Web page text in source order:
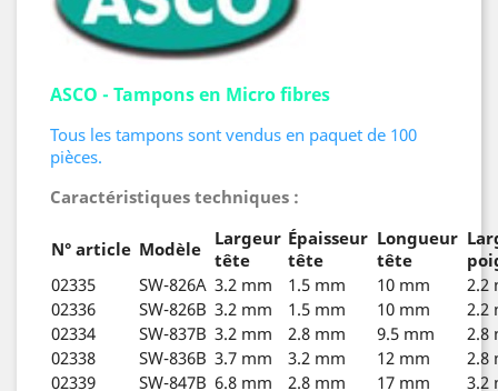
ASCO - Tampons en Micro fibres
Tous les tampons sont vendus en paquet de 100
pièces.
Caractéristiques techniques :
N° article Modèle
Largeur
tête
Épaisseur
tête
Longueur
tête
02335
SW-826A 3.2 mm 1.5 mm 10 mm
2.2
02336
SW-826B 3.2 mm 1.5 mm 10 mm
2.2
02334
SW-837B 3.2 mm 2.8 mm 9.5 mm
2.8
02338
SW-836B 3.7 mm 3.2 mm 12 mm
2.8
02339
SW-847B 6.8 mm 2.8 mm 17 mm
3.2